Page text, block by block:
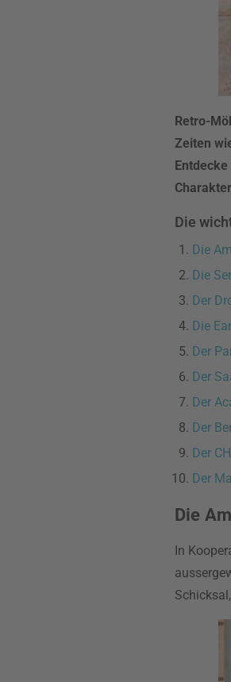
Retro-
Zeiten
Die
Die
Die
Der
Die
Der
Der
Der
Der
Der
Der
Die
In